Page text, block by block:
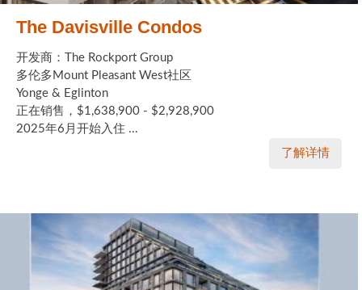
The Davisville Condos
开发商：The Rockport Group
多伦多Mount Pleasant West社区
Yonge & Eglinton
正在销售，$1,638,900 - $2,928,900
2025年6月开始入住 ...
了解详情